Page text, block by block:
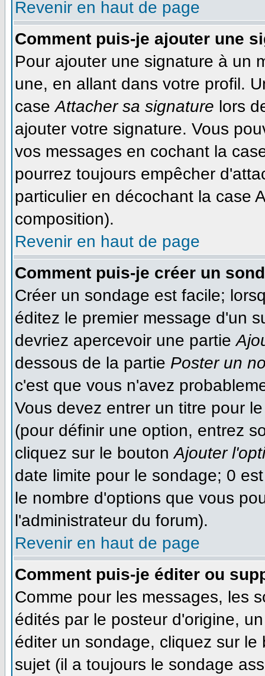
Revenir en haut de page
Comment puis-je ajouter une
Pour ajouter une signature à un
une, en allant dans votre profil.
caseAttacher sa signature lors
ajouter votre signature. Vous
vos messages en cochant la
pourrez toujours empêcher
particulier en décochant la case
composition).
Revenir en haut de page
Comment puis-je créer un
Créer un sondage est facile;
éditez le premier message d'un
devriez apercevoir une partie
dessous de la partie Poster un
c'est que vous n'avez
Vous devez entrer un titre pour
(pour définir une option, entrez
cliquez sur le boutonAjouter
date limite pour le sondage; 0
le nombre d'options que vous
l'administrateur du forum).
Revenir en haut de page
Comment puis-je éditer ou
Comme pour les messages, les
édités par le posteur d'origine,
éditer un sondage, cliquez sur
sujet (il a toujours le sondage